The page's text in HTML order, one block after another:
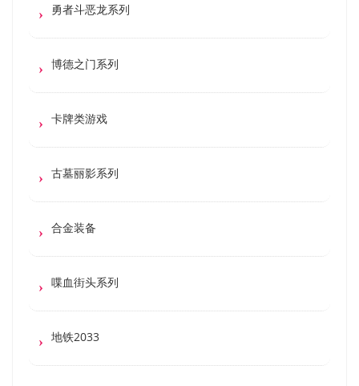
勇者斗恶龙系列
博德之门系列
卡牌类游戏
古墓丽影系列
合金装备
喋血街头系列
地铁2033